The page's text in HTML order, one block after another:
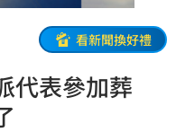
看新聞換好禮
代表參加葬